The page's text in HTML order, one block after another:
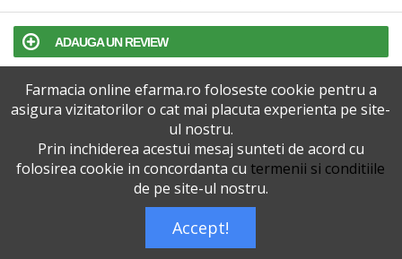
ADAUGA UN REVIEW
TERMENI SI CONDITII
POLITICA DE CONFIDENTIALITATE
VERSIUNEA DESKTOP
Farmacia online efarma.ro foloseste cookie pentru a
asigura vizitatorilor o cat mai placuta experienta pe site-
ul nostru.
Prin inchiderea acestui mesaj sunteti de acord cu
folosirea cookie in concordanta cu termenii si conditiile
de pe site-ul nostru.
Accept!